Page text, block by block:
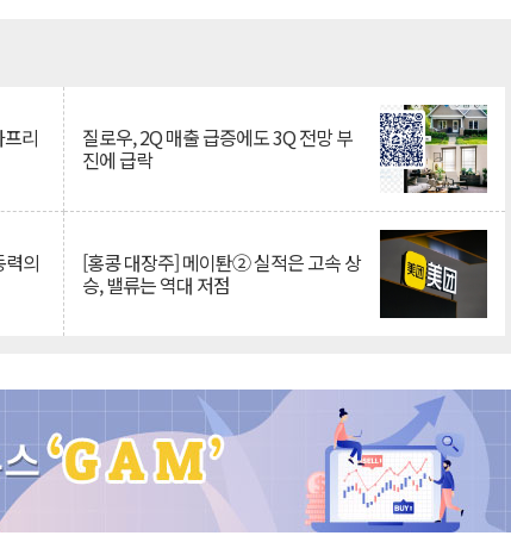
리 질로우, 2Q 매출 급증에도 3Q 전망 부
진에 급락
의 [홍콩 대장주] 메이퇀② 실적은 고속 상
승, 밸류는 역대 저점